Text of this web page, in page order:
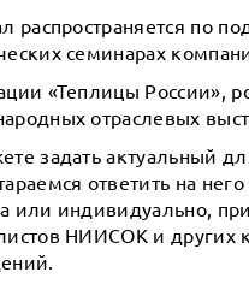
распространяется по
семинарах
«Теплицы России»,
отраслевых
задать актуальный
ответить на него
или индивидуально,
НИИСОК и других